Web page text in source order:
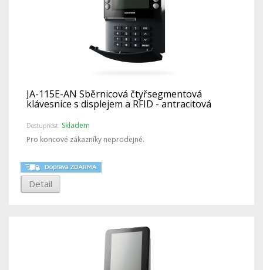
JA-115E-AN Sběrnicová čtyřsegmentová
klávesnice s displejem a RFID - antracitová
Dostupnost: Skladem
Pro koncové zákazníky neprodejné.
Detail